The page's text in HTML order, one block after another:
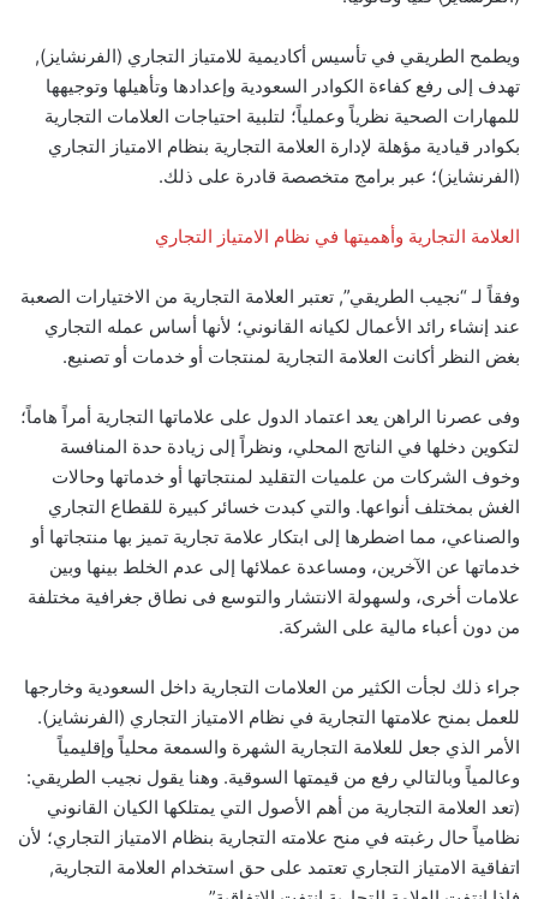
ويطمح الطريقي في تأسيس أكاديمية للامتياز التجاري (الفرنشايز),
تهدف إلى رفع كفاءة الكوادر السعودية وإعدادها وتأهيلها وتوجيهها
للمهارات الصحية نظرياً وعملياً؛ لتلبية احتياجات العلامات التجارية
بكوادر قيادية مؤهلة لإدارة العلامة التجارية بنظام الامتياز التجاري
(الفرنشايز)؛ عبر برامج متخصصة قادرة على ذلك.
العلامة التجارية وأهميتها في نظام الامتياز التجاري
وفقاً لـ “نجيب الطريقي”, تعتبر العلامة التجارية من الاختيارات الصعبة
عند إنشاء رائد الأعمال لكيانه القانوني؛ لأنها أساس عمله التجاري
بغض النظر أكانت العلامة التجارية لمنتجات أو خدمات أو تصنيع.
وفى عصرنا الراهن يعد اعتماد الدول على علاماتها التجارية أمراً هاماً؛
لتكوين دخلها في الناتج المحلي، ونظراً إلى زيادة حدة المنافسة
وخوف الشركات من علميات التقليد لمنتجاتها أو خدماتها وحالات
الغش بمختلف أنواعها. والتي كبدت خسائر كبيرة للقطاع التجاري
والصناعي، مما اضطرها إلى ابتكار علامة تجارية تميز بها منتجاتها أو
خدماتها عن الآخرين، ومساعدة عملائها إلى عدم الخلط بينها وبين
علامات أخرى، ولسهولة الانتشار والتوسع فى نطاق جغرافية مختلفة
من دون أعباء مالية على الشركة.
جراء ذلك لجأت الكثير من العلامات التجارية داخل السعودية وخارجها
للعمل بمنح علامتها التجارية في نظام الامتياز التجاري (الفرنشايز).
الأمر الذي جعل للعلامة التجارية الشهرة والسمعة محلياً وإقليمياً
وعالمياً وبالتالي رفع من قيمتها السوقية. وهنا يقول نجيب الطريقي:
(تعد العلامة التجارية من أهم الأصول التي يمتلكها الكيان القانوني
نظامياً حال رغبته في منح علامته التجارية بنظام الامتياز التجاري؛ لأن
اتفاقية الامتياز التجاري تعتمد على حق استخدام العلامة التجارية,